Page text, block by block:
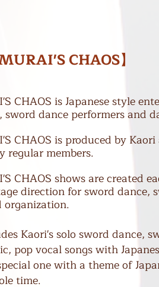
CHAOS】
CHAOS is Japanese style
dance performers and
CHAOS is produced by
regular members.
CHAOS shows are created
direction for sword
Kaori's solo sword dance,
pop vocal songs with
one with a theme of
time.